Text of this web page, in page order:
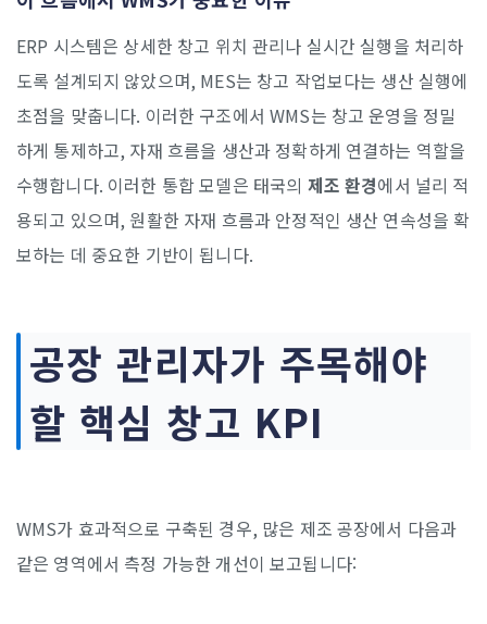
ERP 시스템은 상세한 창고 위치 관리나 실시간 실행을 처리하
도록 설계되지 않았으며, MES는 창고 작업보다는 생산 실행에
초점을 맞춥니다. 이러한 구조에서 WMS는 창고 운영을 정밀
하게 통제하고, 자재 흐름을 생산과 정확하게 연결하는 역할을
수행합니다. 이러한 통합 모델은 태국의 제조 환경에서 널리 적
용되고 있으며, 원활한 자재 흐름과 안정적인 생산 연속성을 확
보하는 데 중요한 기반이 됩니다.
공장 관리자가 주목해야
할 핵심 창고 KPI
WMS가 효과적으로 구축된 경우, 많은 제조 공장에서 다음과
같은 영역에서 측정 가능한 개선이 보고됩니다: